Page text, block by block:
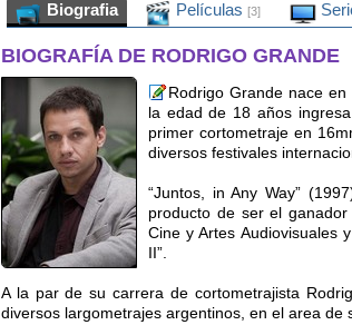
Biografia Películas [3]
BIOGRAFÍA DE RODRIGO GRANDE
Rodrigo Grande nace
la edad de 18 años
primer cortometraje en
diversos festivales
“Juntos, in Any Way”
producto de ser el
Cine y Artes Audiovisuales
II”.
A la par de su carrera de cortometrajista
diversos largometrajes argentinos, en el area de